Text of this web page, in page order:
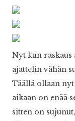
Nyt kun
ajattelin vähän
Täällä ollaan
aikaan on enää
sitten on